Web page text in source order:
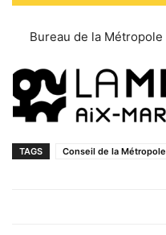
Bureau de la Métropole
TAGS Conseil de la Métropole